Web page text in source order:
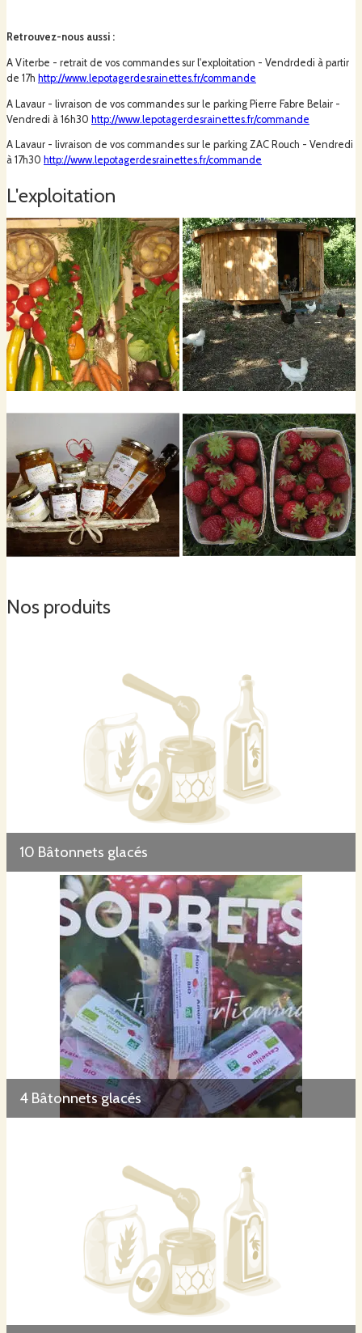
Retrouvez-nous aussi :
A Viterbe - retrait de vos commandes sur l'exploitation - Vendrdedi à partir
de 17h http://www.lepotagerdesrainettes.fr/commande
A Lavaur - livraison de vos commandes sur le parking Pierre Fabre Belair -
Vendredi à 16h30 http://www.lepotagerdesrainettes.fr/commande
A Lavaur - livraison de vos commandes sur le parking ZAC Rouch - Vendredi
à 17h30 http://www.lepotagerdesrainettes.fr/commande
L'exploitation
Nos produits
10 Bâtonnets glacés
4 Bâtonnets glacés